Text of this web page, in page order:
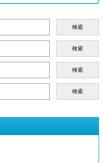
検索
検索
検索
検索